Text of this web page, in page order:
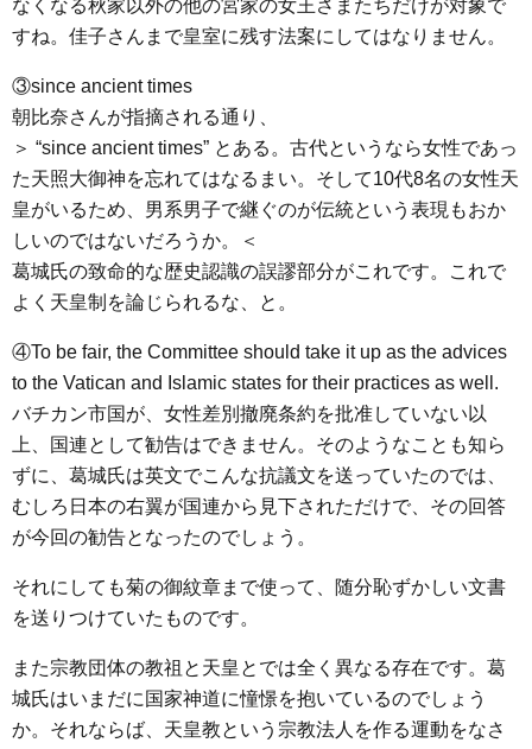
なくなる秋家以外の他の宮家の女王さまたちだけが対象で
すね。佳子さんまで皇室に残す法案にしてはなりません。
③since ancient times
朝比奈さんが指摘される通り、
＞ “since ancient times” とある。古代というなら女性であっ
た天照大御神を忘れてはなるまい。そして10代8名の女性天
皇がいるため、男系男子で継ぐのが伝統という表現もおか
しいのではないだろうか。＜
葛城氏の致命的な歴史認識の誤謬部分がこれです。これで
よく天皇制を論じられるな、と。
④To be fair, the Committee should take it up as the advices
to the Vatican and Islamic states for their practices as well.
バチカン市国が、女性差別撤廃条約を批准していない以
上、国連として勧告はできません。そのようなことも知ら
ずに、葛城氏は英文でこんな抗議文を送っていたのでは、
むしろ日本の右翼が国連から見下されただけで、その回答
が今回の勧告となったのでしょう。
それにしても菊の御紋章まで使って、随分恥ずかしい文書
を送りつけていたものです。
また宗教団体の教祖と天皇とでは全く異なる存在です。葛
城氏はいまだに国家神道に憧憬を抱いているのでしょう
か。それならば、天皇教という宗教法人を作る運動をなさ